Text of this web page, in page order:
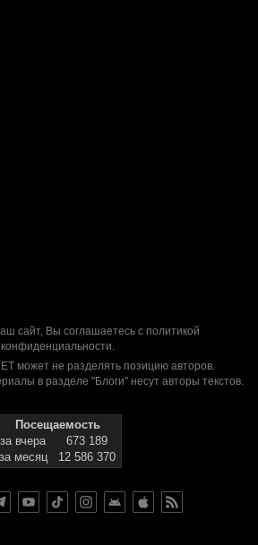
сайт, Вы соглашаетесь с политикой
конфиденциальности.
может не разделять позицию авторов.
в разделе "Блоги" несут авторы текстов.
Посещаемость
за вчера
673 189
за месяц
12 586 370